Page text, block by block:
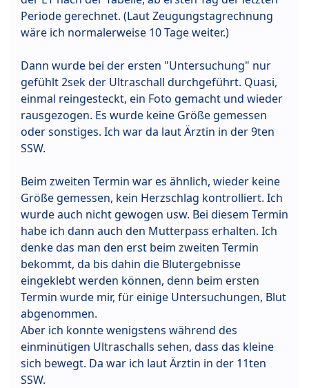
Periode gerechnet. (Laut Zeugungstagrechnung
wäre ich normalerweise 10 Tage weiter.)
Dann wurde bei der ersten "Untersuchung" nur
gefühlt 2sek der Ultraschall durchgeführt. Quasi,
einmal reingesteckt, ein Foto gemacht und wieder
rausgezogen. Es wurde keine Größe gemessen
oder sonstiges. Ich war da laut Ärztin in der 9ten
SSW.
Beim zweiten Termin war es ähnlich, wieder keine
Größe gemessen, kein Herzschlag kontrolliert. Ich
wurde auch nicht gewogen usw. Bei diesem Termin
habe ich dann auch den Mutterpass erhalten. Ich
denke das man den erst beim zweiten Termin
bekommt, da bis dahin die Blutergebnisse
eingeklebt werden können, denn beim ersten
Termin wurde mir, für einige Untersuchungen, Blut
abgenommen.
Aber ich konnte wenigstens während des
einminütigen Ultraschalls sehen, dass das kleine
sich bewegt. Da war ich laut Ärztin in der 11ten
SSW.